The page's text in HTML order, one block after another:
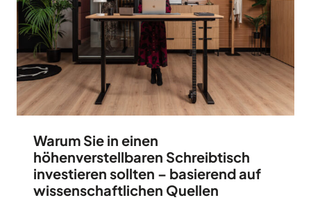
Warum Sie in einen
höhenverstellbaren Schreibtisch
investieren sollten – basierend auf
wissenschaftlichen Quellen